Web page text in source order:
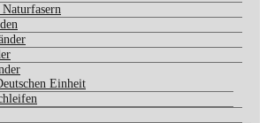
Naturfasern
Einheit